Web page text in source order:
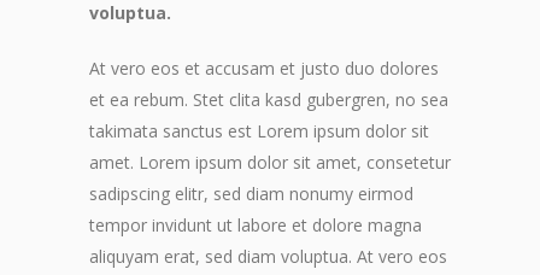
voluptua.
At vero eos et accusam et justo duo dolores
et ea rebum. Stet clita kasd gubergren, no sea
takimata sanctus est Lorem ipsum dolor sit
amet. Lorem ipsum dolor sit amet, consetetur
sadipscing elitr, sed diam nonumy eirmod
tempor invidunt ut labore et dolore magna
aliquyam erat, sed diam voluptua. At vero eos